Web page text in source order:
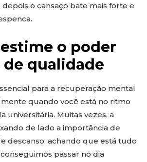
o cansaço bate mais forte e
o poder
de qualidade
para a recuperação mental
quando você está no ritmo
universitária. Muitas vezes, a
de lado a importância de
descanso, achando que está tudo
passar no dia